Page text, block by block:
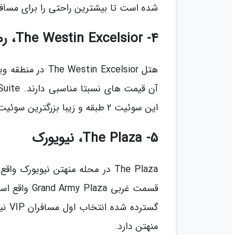
شده است تا بیشترین راحتی را برای
4- The Westin Excelsior، رم
این سوئیت 2 طبقه و زیبا بزرگترین سوئیت ایتالیا است.
5- The Plaza، نیویورک
منهتن دارد.